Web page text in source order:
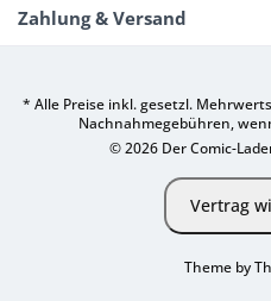
Zahlung & Versand
* Alle Preise inkl. gesetzl.
Nachnahmegebühren,
© 2026 Der Comic-
Vertrag
Theme by